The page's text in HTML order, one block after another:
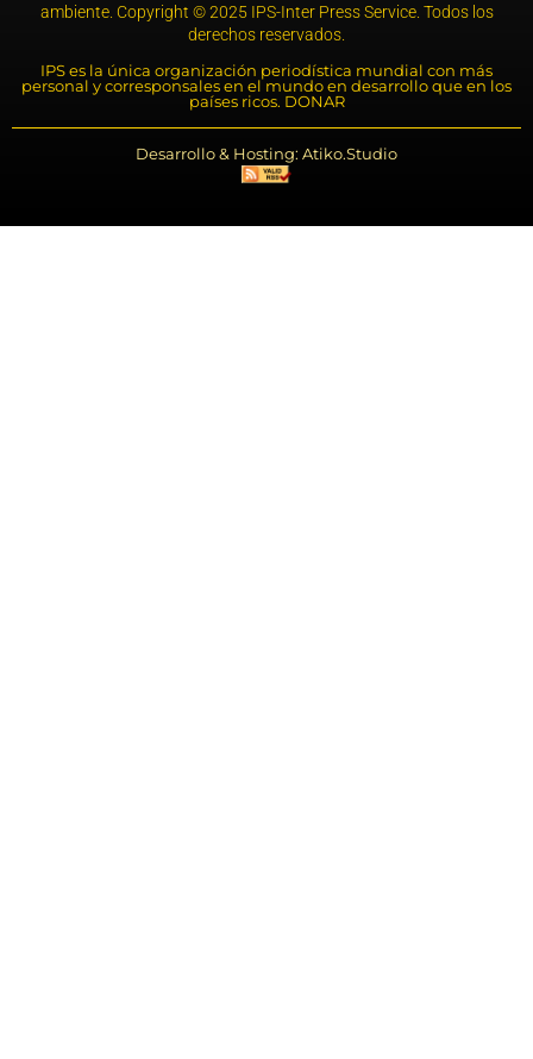
ambiente. Copyright © 2025 IPS-Inter Press Service. Todos los
derechos reservados.
IPS es la única organización periodística mundial con más
personal y corresponsales en el mundo en desarrollo que en los
países ricos. DONAR
Desarrollo & Hosting: Atiko.Studio